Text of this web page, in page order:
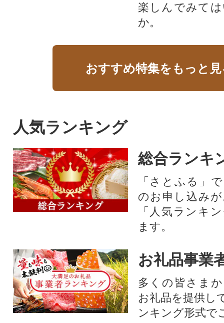
楽しんでみて
か。
おすすめ特集をもっと
人気ランキング
総合ランキ
「さとふる」
のお申し込み
「人気ランキ
ます。
お礼品事業
多くの皆さま
お礼品を提供し
ンキング形式で